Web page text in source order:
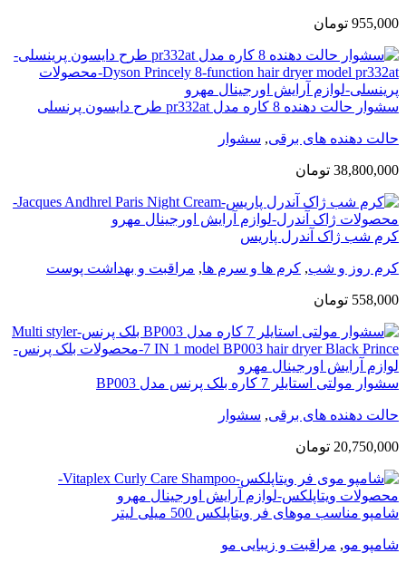
955,000 تومان
سشوار حالت دهنده 8 کاره مدل pr332at طرح دایسون پرنسلی
حالت دهنده های برقی, سشوار
38,800,000 تومان
کرم شب ژاک آندرل پاریس
کرم روز و شب, کرم ها و سرم ها, مراقبت و بهداشت پوست
558,000 تومان
سشوار مولتی استایلر 7 کاره بلک پرنس مدل BP003
حالت دهنده های برقی, سشوار
20,750,000 تومان
شامپو مناسب موهای فر ویتاپلکس 500 میلی لیتر
شامپو مو, مراقبت و زیبایی مو